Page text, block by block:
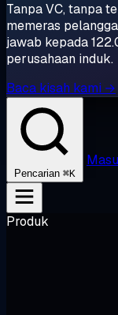
Tanpa VC, tanpa
memeras
jawab kepada
perusahaan induk.
Baca kisah kami →
Pencarian ⌘K
Produk